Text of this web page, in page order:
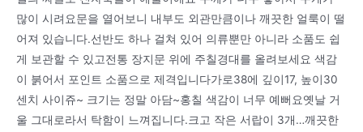
많이 시려요문을 열어보니 내부도 외관만큼이나 깨끗한 얼룩이 떨
어져 있습니다.선반도 하나 걸쳐 있어 의류뿐만 아니라 소품도 쉽
게 보관할 수 있고전통 장지문 위에 주칠경대를 올려보세요 색감
이 붉어서 포인트 소품으로 제격입니다가로38에 깊이17, 높이30
센치 사이쥬~ 크기는 정말 아담~홍칠 색감이 너무 예뻐요옛날 거
울 그대로라서 탁함이 느껴집니다.크고 작은 서랍이 3개…깨끗한